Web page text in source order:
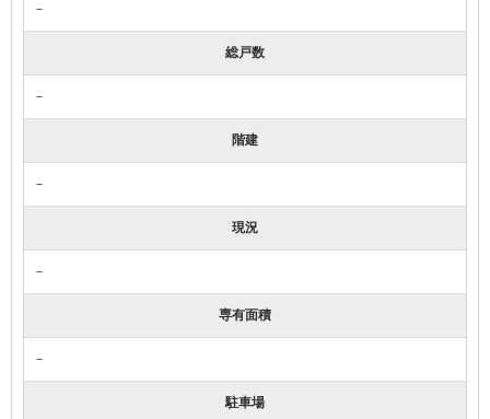
－
総戸数
－
階建
－
現況
－
専有面積
－
駐車場